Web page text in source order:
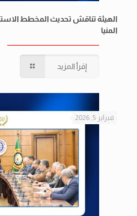
الهيئة تناقش تحديث المخطط
المنيا
إقرأ المزيد
فبراير 5, 2026